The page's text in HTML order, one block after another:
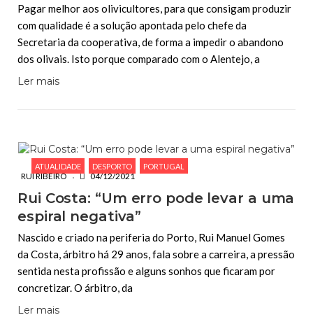
Pagar melhor aos olivicultores, para que consigam produzir
com qualidade é a solução apontada pelo chefe da
Secretaria da cooperativa, de forma a impedir o abandono
dos olivais. Isto porque comparado com o Alentejo, a
Ler mais
ATUALIDADE DESPORTO PORTUGAL
RUI RIBEIRO 04/12/2021
Rui Costa: “Um erro pode levar a uma
espiral negativa”
Nascido e criado na periferia do Porto, Rui Manuel Gomes
da Costa, árbitro há 29 anos, fala sobre a carreira, a pressão
sentida nesta profissão e alguns sonhos que ficaram por
concretizar. O árbitro, da
Ler mais